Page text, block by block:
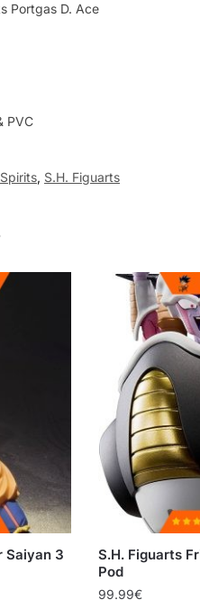
Portgas D. Ace
PVC
, S.H. Figuarts
Saiyan 3
S.H. Figuarts
Pod
99.99€